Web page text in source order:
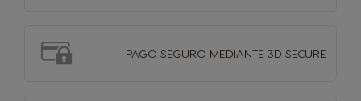
PAGO SEGURO MEDIANTE 3D SECURE